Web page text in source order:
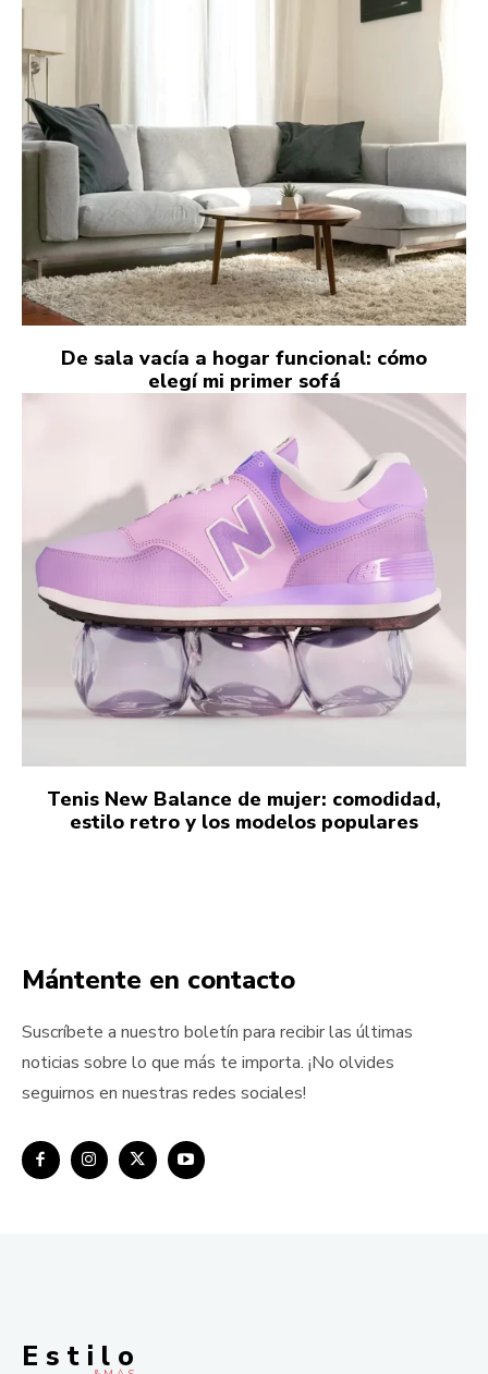
De sala vacía a hogar funcional: cómo
elegí mi primer sofá
Tenis New Balance de mujer: comodidad,
estilo retro y los modelos populares
Mántente en contacto
Suscríbete a nuestro boletín para recibir las últimas
noticias sobre lo que más te importa. ¡No olvides
seguirnos en nuestras redes sociales!
E s t i l o